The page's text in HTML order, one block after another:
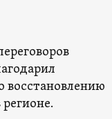
восстановлению